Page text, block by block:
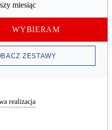
miesiąc
WYBIERAM
ZESTAWY
realizacja